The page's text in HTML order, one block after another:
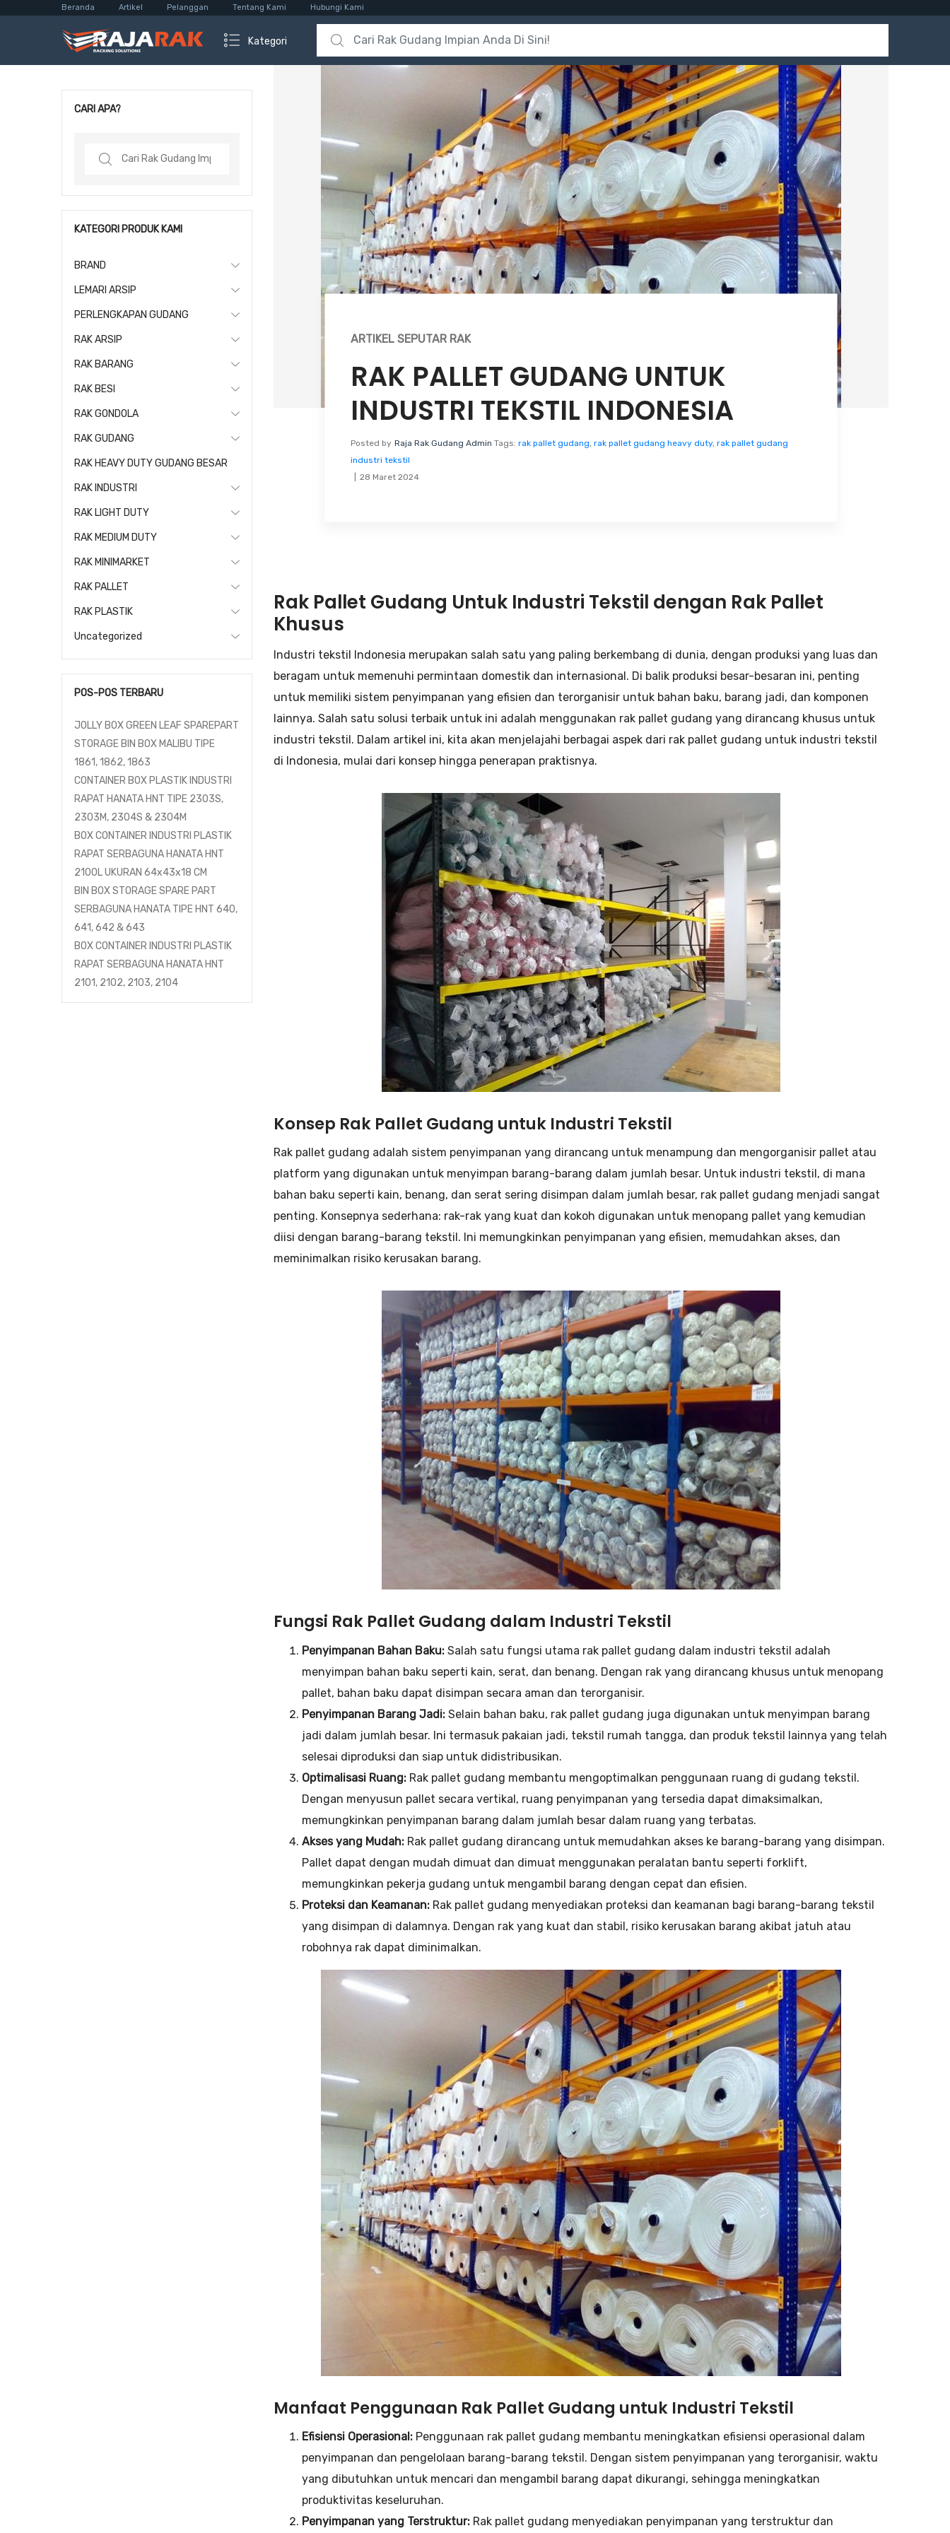
Beranda Artikel Pelanggan Tentang Kami Hubungi Kami
Kategori
Search for:
ARTIKEL SEPUTAR RAK
RAK PALLET GUDANG UNTUK
INDUSTRI TEKSTIL INDONESIA
Posted by Raja Rak Gudang Admin Tags: rak pallet gudang rak pallet gudang heavy duty, rak pallet gudang
industri tekstil
28 Maret 2024
Rak Pallet Gudang Untuk Industri Tekstil dengan Rak Pallet
Khusus
Industri tekstil Indonesia merupakan salah satu yang paling berkembang di dunia, dengan produksi yang luas dan
beragam untuk memenuhi permintaan domestik dan internasional. Di balik produksi besar-besaran ini, penting
untuk memiliki sistem penyimpanan yang efisien dan terorganisir untuk bahan baku, barang jadi, dan komponen
lainnya. Salah satu solusi terbaik untuk ini adalah menggunakan rak pallet gudang yang dirancang khusus untuk
industri tekstil. Dalam artikel ini, kita akan menjelajahi berbagai aspek dari rak pallet gudang untuk industri tekstil
di Indonesia, mulai dari konsep hingga penerapan praktisnya.
Konsep Rak Pallet Gudang untuk Industri Tekstil
Rak pallet gudang adalah sistem penyimpanan yang dirancang untuk menampung dan mengorganisir pallet atau
platform yang digunakan untuk menyimpan barang-barang dalam jumlah besar. Untuk industri tekstil, di mana
bahan baku seperti kain, benang, dan serat sering disimpan dalam jumlah besar, rak pallet gudang menjadi sangat
penting. Konsepnya sederhana: rak-rak yang kuat dan kokoh digunakan untuk menopang pallet yang kemudian
diisi dengan barang-barang tekstil. Ini memungkinkan penyimpanan yang efisien, memudahkan akses, dan
meminimalkan risiko kerusakan barang.
Fungsi Rak Pallet Gudang dalam Industri Tekstil
Penyimpanan Bahan Baku: Salah satu fungsi utama rak pallet gudang dalam industri tekstil adalah
menyimpan bahan baku seperti kain, serat, dan benang. Dengan rak yang dirancang khusus untuk menopang
pallet, bahan baku dapat disimpan secara aman dan terorganisir.
Penyimpanan Barang Jadi: Selain bahan baku, rak pallet gudang juga digunakan untuk menyimpan barang
jadi dalam jumlah besar. Ini termasuk pakaian jadi, tekstil rumah tangga, dan produk tekstil lainnya yang telah
selesai diproduksi dan siap untuk didistribusikan.
Optimalisasi Ruang: Rak pallet gudang membantu mengoptimalkan penggunaan ruang di gudang tekstil.
Dengan menyusun pallet secara vertikal, ruang penyimpanan yang tersedia dapat dimaksimalkan,
memungkinkan penyimpanan barang dalam jumlah besar dalam ruang yang terbatas.
Akses yang Mudah: Rak pallet gudang dirancang untuk memudahkan akses ke barang-barang yang disimpan.
Pallet dapat dengan mudah dimuat dan dimuat menggunakan peralatan bantu seperti forklift,
memungkinkan pekerja gudang untuk mengambil barang dengan cepat dan efisien.
Proteksi dan Keamanan: Rak pallet gudang menyediakan proteksi dan keamanan bagi barang-barang tekstil
yang disimpan di dalamnya. Dengan rak yang kuat dan stabil, risiko kerusakan barang akibat jatuh atau
robohnya rak dapat diminimalkan.
Manfaat Penggunaan Rak Pallet Gudang untuk Industri Tekstil
Efisiensi Operasional: Penggunaan rak pallet gudang membantu meningkatkan efisiensi operasional dalam
penyimpanan dan pengelolaan barang-barang tekstil. Dengan sistem penyimpanan yang terorganisir, waktu
yang dibutuhkan untuk mencari dan mengambil barang dapat dikurangi, sehingga meningkatkan
produktivitas keseluruhan.
Penyimpanan yang Terstruktur: Rak pallet gudang menyediakan penyimpanan yang terstruktur dan
CARI APA?
Search
KATEGORI PRODUK KAMI
BRAND
LEMARI ARSIP
PERLENGKAPAN GUDANG
RAK ARSIP
RAK BARANG
RAK BESI
RAK GONDOLA
RAK GUDANG
RAK HEAVY DUTY GUDANG BESAR
RAK INDUSTRI
RAK LIGHT DUTY
RAK MEDIUM DUTY
RAK MINIMARKET
RAK PALLET
RAK PLASTIK
Uncategorized
POS-POS TERBARU
JOLLY BOX GREEN LEAF SPAREPART
STORAGE BIN BOX MALIBU TIPE
1861, 1862, 1863
CONTAINER BOX PLASTIK INDUSTRI
RAPAT HANATA HNT TIPE 2303S,
2303M, 2304S & 2304M
BOX CONTAINER INDUSTRI PLASTIK
RAPAT SERBAGUNA HANATA HNT
2100L UKURAN 64x43x18 CM
BIN BOX STORAGE SPARE PART
SERBAGUNA HANATA TIPE HNT 640,
641, 642 & 643
BOX CONTAINER INDUSTRI PLASTIK
RAPAT SERBAGUNA HANATA HNT
2101, 2102, 2103, 2104